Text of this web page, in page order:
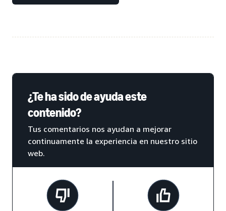
¿Te ha sido de ayuda este
contenido?
Tus comentarios nos ayudan a mejorar
continuamente la experiencia en nuestro sitio
web.